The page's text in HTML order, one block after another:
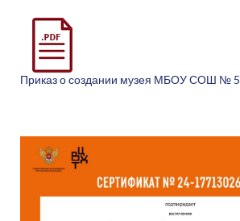
Приказ о создании музея МБОУ СОШ № 5